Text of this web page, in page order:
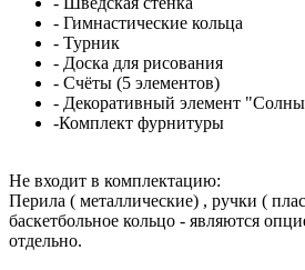
- Гимнастические кольца
- Турник
- Доска для рисования
- Счёты (5 элементов)
- Декоративный элемент
-Комплект фурнитуры
Не входит в комплектацию:
Перила ( металлические) , ручки (
баскетбольное кольцо - являются
отдельно.